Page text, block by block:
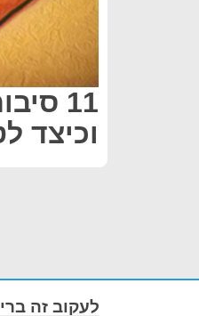
11
וכיצד
לעקוב זה